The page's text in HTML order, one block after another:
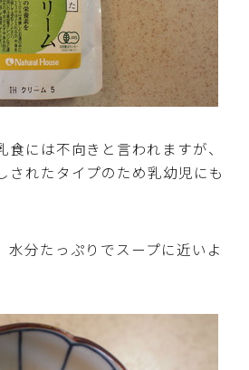
・せり・ふき・その他山菜料理
派おやつ
ーン・食事パイ・ケークサレ・
には不向きと言われますが、
されたタイプのため乳幼児にも
水分たっぷりでスープに近いよ